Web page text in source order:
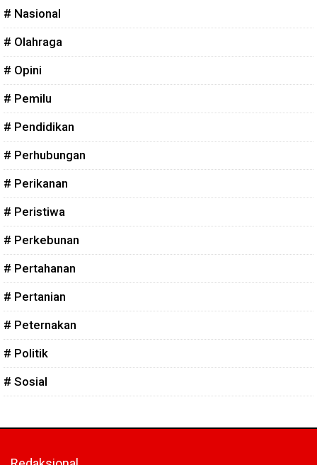
# Nasional
# Olahraga
# Opini
# Pemilu
# Pendidikan
# Perhubungan
# Perikanan
# Peristiwa
# Perkebunan
# Pertahanan
# Pertanian
# Peternakan
# Politik
# Sosial